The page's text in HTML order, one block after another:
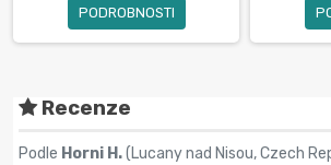
PODROBNOSTI
Recenze
Podle Horni H.(Lucany nad Nisou, Czech